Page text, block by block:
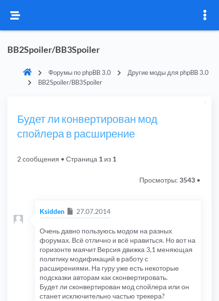
BB2Spoiler/BB3Spoiler
Форумы по phpBB 3.0
Другие моды для phpBB 3.0
BB2Spoiler/BB3Spoiler
Будет ли конвертирован мод
спойлера в расширение
2 сообщения • Страница 1 из 1
Просмотры: 3543 •
Ksidden Сообщение
27.07.2014
Очень давно пользуюсь модом на разных
форумах. Всё отлично и всё нравиться. Но вот на
горизонте маячит Версия движка 3,1 меняющая
политику модификаций в работу с
расширениями. На гуру уже есть некоторые
подсказки авторам как сконвертировать.
Будет ли сконвертирован мод спойлера или он
станет исключительно частью трекера?